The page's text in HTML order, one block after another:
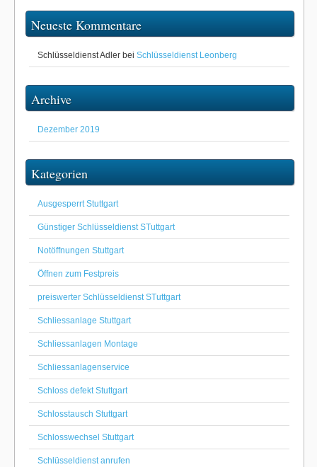
Neueste Kommentare
Schlüsseldienst Adler bei Schlüsseldienst Leonberg
Archive
Dezember 2019
Kategorien
Ausgesperrt Stuttgart
Günstiger Schlüsseldienst STuttgart
Notöffnungen Stuttgart
Öffnen zum Festpreis
preiswerter Schlüsseldienst STuttgart
Schliessanlage Stuttgart
Schliessanlagen Montage
Schliessanlagenservice
Schloss defekt Stuttgart
Schlosstausch Stuttgart
Schlosswechsel Stuttgart
Schlüsseldienst anrufen